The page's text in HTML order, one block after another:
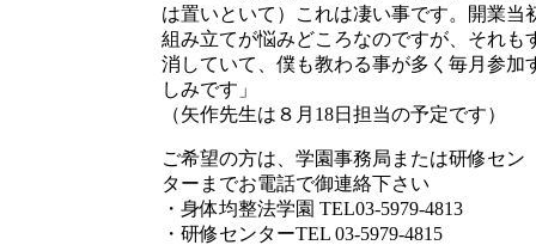
は置いといて）これは凄い事です。開業当
組み立てが悩みどころなのですが、それも
消していて、僕も教わる事が多く毎月参加
しみです」
（矢作先生は８月18日担当の予定です）
ご希望の方は、学園事務局または研修セン
ターまでお電話で御連絡下さい
・身体均整法学園 TEL03-5979-4813
・研修センターTEL 03-5979-4815